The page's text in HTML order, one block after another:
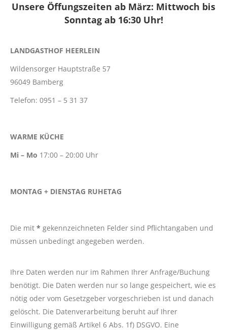
Unsere Öffungszeiten ab März: Mittwoch bis
Sonntag ab 16:30 Uhr!
LANDGASTHOF HEERLEIN
Wildensorger Hauptstraße 57
96049 Bamberg
Telefon: 0951 – 5 31 37
WARME KÜCHE
Mi – Mo 17:00 – 20:00 Uhr
MONTAG + DIENSTAG RUHETAG
Die mit * gekennzeichneten Felder sind Pflichtangaben und
müssen unbedingt angegeben werden.
Ihre Daten werden nur im Rahmen Ihrer Anfrage/Buchung
benötigt. Die Daten werden nur so lange gespeichert, wie es
nötig oder vom Gesetzgeber vorgeschrieben ist und danach
gelöscht. Die Datenverarbeitung beruht auf Ihrer
Einwilligung gemäß Artikel 6 Abs. 1f) DSGVO. Eine